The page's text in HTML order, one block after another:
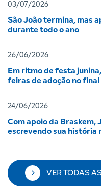
03/07/2026
São João termina, mas
durante todo o ano
26/06/2026
Em ritmo de festa
feiras de adoção no final
24/06/2026
Com apoio da Braskem,
escrevendo sua história
VER TODAS